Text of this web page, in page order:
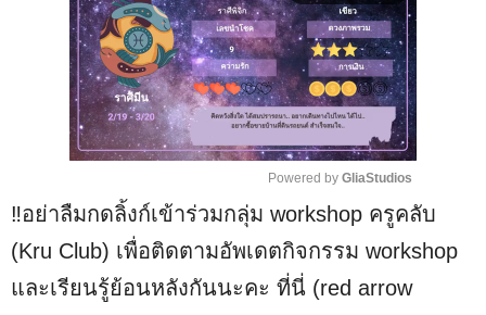
M
u
e
Powered by GliaStudios
‼️อย่าลืมกดลิ้งก์เข้าร่วมกลุ่ม workshop ครูคลับ
(Kru Club) เพื่อติดตามอัพเดตกิจกรรม workshop
และเรียนรู้ย้อนหลังกันนะคะ ที่นี่ (red arrow